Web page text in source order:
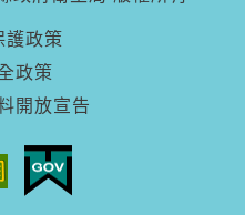
護政策
政策
開放宣告